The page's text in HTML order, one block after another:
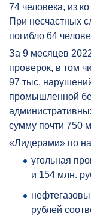
74 человека, из
При несчастных
погибло 64
За 9 месяцев
проверок, в том
97 тыс.
промышленной
сумму почти 750
«Лидерами» по
угольная
и 154 млн.
рублей